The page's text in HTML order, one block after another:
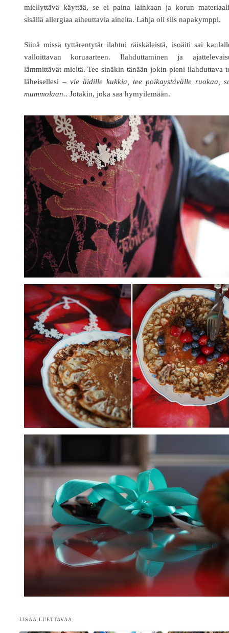
miellyttävä käyttää, se ei paina lainkaan ja korun
sisällä allergiaa aiheuttavia aineita. Lahja oli siis napakymppi.
Siinä missä tyttärentytär ilahtui räiskäleistä, isoäiti sai
valloittavan koruaarteen. Ilahduttaminen ja
lämmittävät mieltä. Tee sinäkin tänään jokin pieni ilahduttava
läheisellesi – vie äidille kukkia, tee poikaystävälle ruokaa,
mummolaan.. Jotakin, joka saa hymyilemään.
LISÄÄ LUETTAVAA